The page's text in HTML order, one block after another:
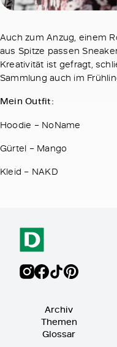
Auch zum Anzug, einem
aus Spitze passen
Kreativität ist gefragt,
Sammlung auch im
Mein Outfit:
Hoodie – NoName
Gürtel – Mango
Kleid – NAKD
Archiv
Themen
Glossar